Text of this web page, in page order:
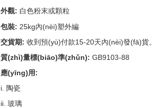
外觀: 白色粉末或顆粒
包裝: 25kg內(nèi)塑外編
交貨期: 收到預(yù)付款15-20天內(nèi)發(fā)貨。
質(zhì)量標(biāo)準(zhǔn):GB9103-88
應(yīng)用:
i. 陶瓷
ii. 玻璃